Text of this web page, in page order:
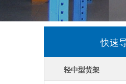
快速
轻中型货架